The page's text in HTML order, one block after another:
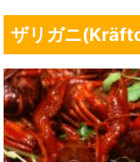
ザリガニ